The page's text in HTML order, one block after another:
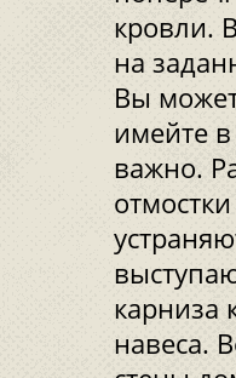
кровли.
на
Вы
имейте
важно.
карниза
навеса.